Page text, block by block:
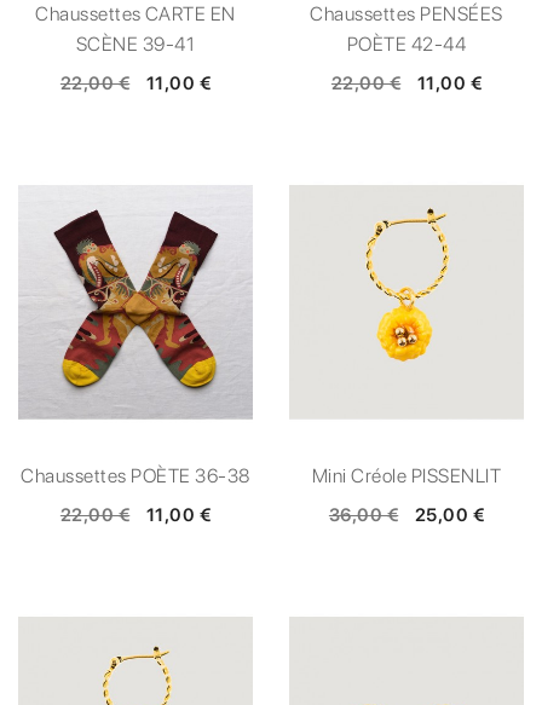
Chaussettes CARTE EN
SCÈNE 39-41
22,00 € 11,00 €
Chaussettes PENSÉES
POÈTE 42-44
22,00 € 11,00 €
Chaussettes POÈTE 36-38
22,00 € 11,00 €
Mini Créole PISSENLIT
36,00 € 25,00 €